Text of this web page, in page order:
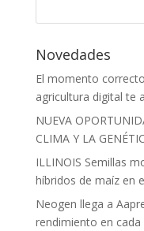
Novedades
El momento
agricultura digital te
NUEVA
CLIMA Y LA
ILLINOIS Semillas
híbridos de maíz en
Neogen llega a
rendimiento en